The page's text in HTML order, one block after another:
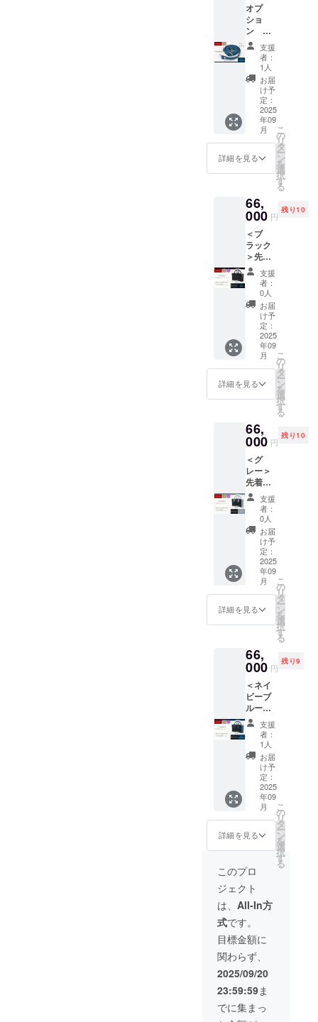
オプ
ショ
ン
【専
用】ス
トラッ
プ ＜ネ
イビー
ブルー
＞先着
１０名
様限
定。
支援
者：
1人
お届
け予
定：
2025
年09
月
詳細を見る
こ
の
リ
タ
ー
ン
を
選
択
す
る
66,
000 円
残り10
＜ブ
ラック
＞先着
１０名
様限
定。 鹿
皮革と
セル
ビッチ
デニム
の組み
合わせ
が新鮮
な＜ハ
ンド
バッグ
売【専
用】同
色スト
ラップ
ありま
す。 ※
デニム
生地の
素材、
カラー
は共通
仕様で
す。
支援
者：
0人
お届
け予
定：
2025
年09
月
詳細を見る
こ
の
リ
タ
ー
ン
を
選
択
す
る
66,
000 円
残り10
＜グ
レー＞
先着１
０名様
限定。
鹿皮革
とセル
ビッチ
デニム
の組み
合わせ
が新鮮
な＜ハ
ンド
バッグ
＞ ★別
用】同
色スト
ラップ
ありま
す。 ※
デニム
生地の
素材、
カラー
は共通
仕様で
す。
支援
者：
0人
お届
け予
定：
2025
年09
月
詳細を見る
こ
の
リ
タ
ー
ン
を
選
択
す
る
66,
000 円
残り9
＜ネイ
ビーブ
ルー＞
先着１
０名様
限定。
鹿皮革
とセル
ビッチ
デニム
の組み
合わせ
が新鮮
な＜ハ
ンド
バッグ
＞ ★別
売【専
用】同
色スト
ラップ
ありま
す。 ※
デニム
生地の
素材、
カラー
は共通
仕様で
す。
支援
者：
1人
お届
け予
定：
2025
年09
月
詳細を見る
こ
の
リ
タ
ー
ン
を
選
択
す
る
このプロ
ジェクト
は、 All-In方
式です。
目標金額に
関わらず、
2025/09/20
23:59:59ま
でに集まっ